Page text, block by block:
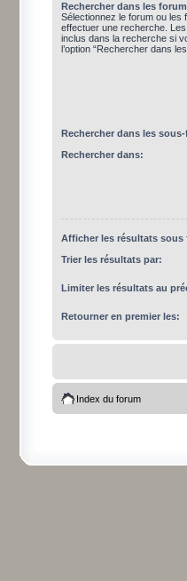
Rechercher dans les
Sélectionnez le forum ou
effectuer une recherche.
inclus dans la recherche si
l’option “Rechercher dans
Rechercher dans les
Rechercher dans:
Afficher les résultats sous
Trier les résultats par:
Limiter les résultats au
Retourner en premier les:
Index du forum